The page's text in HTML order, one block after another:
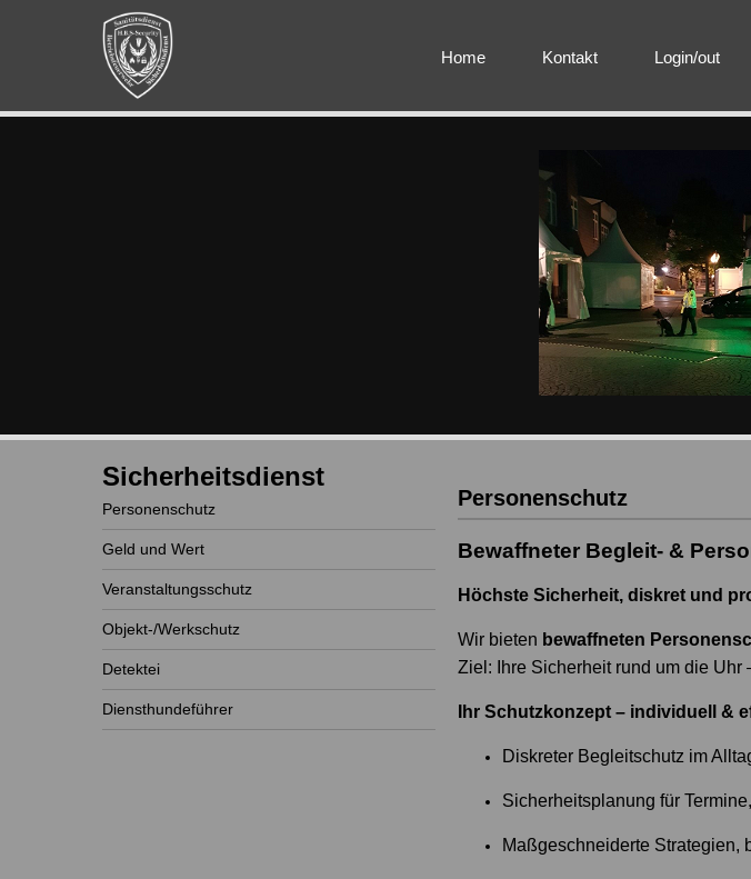
Home Kontakt Login/out
Sicherheitsdienst
Personenschutz
Geld und Wert
Veranstaltungsschutz
Objekt-/Werkschutz
Detektei
Diensthundeführer
Personenschutz
Bewaffneter Begleit- &
Höchste Sicherheit, diskret und
Wir bieten bewaffneten
Ziel: Ihre Sicherheit rund um die Uhr
Ihr Schutzkonzept – individuell &
Diskreter Begleitschutz im
Sicherheitsplanung für
Maßgeschneiderte Strategien,